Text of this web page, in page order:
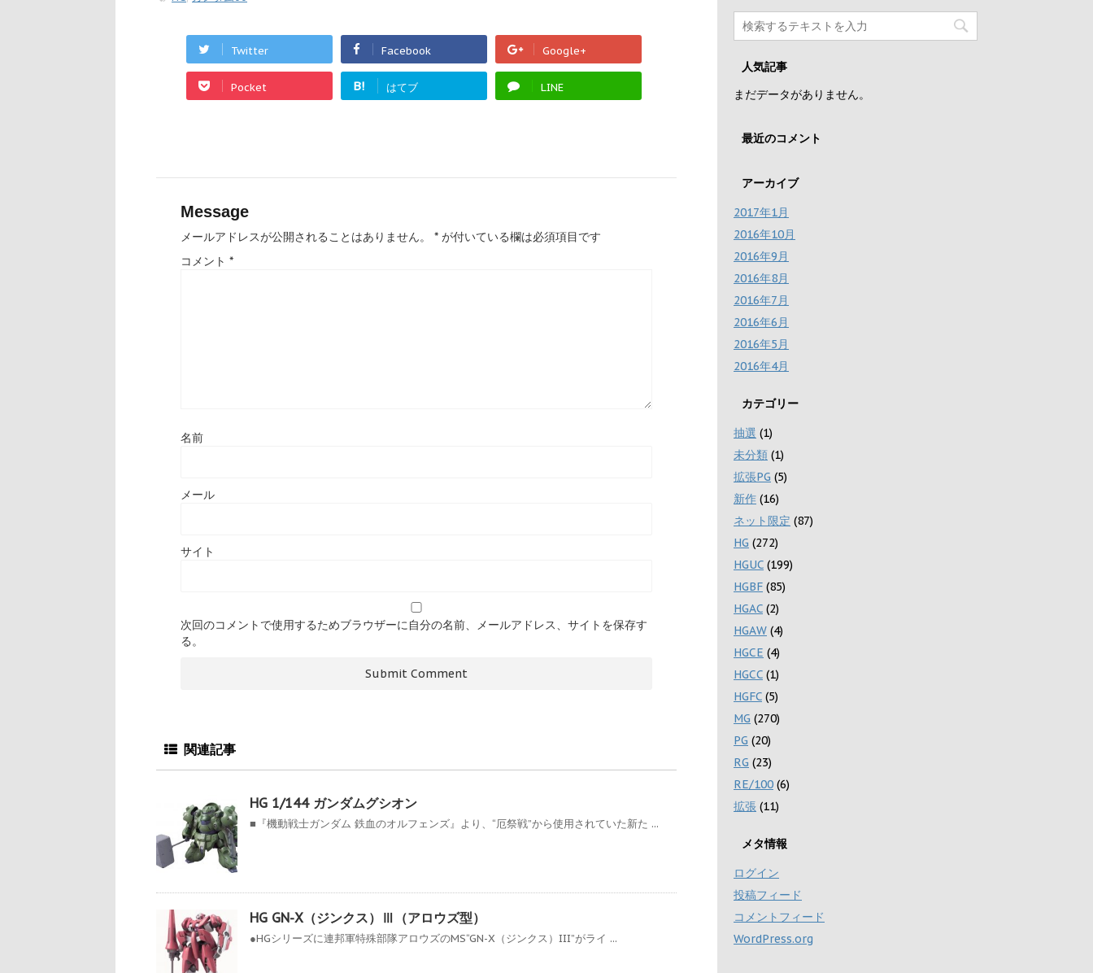
Twitter Facebook Google+
Pocket B! はてブ LINE
Message
メールアドレスが公開されることはありません。 * が付いている欄は必須項目です
コメント *
名前
メール
サイト
次回のコメントで使用するためブラウザーに自分の名前、メールアドレス、サイトを保存す
る。
関連記事
HG 1/144 ガンダムグシオン
■『機動戦士ガンダム 鉄血のオルフェンズ』より、“厄祭戦”から使用されていた新た ...
HG GN-X（ジンクス）Ⅲ（アロウズ型）
●HGシリーズに連邦軍特殊部隊アロウズのMS“GN-X（ジンクス）III”がライ ...
人気記事
まだデータがありません。
最近のコメント
アーカイブ
2017年1月
2016年10月
2016年9月
2016年8月
2016年7月
2016年6月
2016年5月
2016年4月
カテゴリー
抽選 (1)
未分類 (1)
拡張PG (5)
新作 (16)
ネット限定 (87)
HG (272)
HGUC (199)
HGBF (85)
HGAC (2)
HGAW (4)
HGCE (4)
HGCC (1)
HGFC (5)
MG (270)
PG (20)
RG (23)
RE/100 (6)
拡張 (11)
メタ情報
ログイン
投稿フィード
コメントフィード
WordPress.org